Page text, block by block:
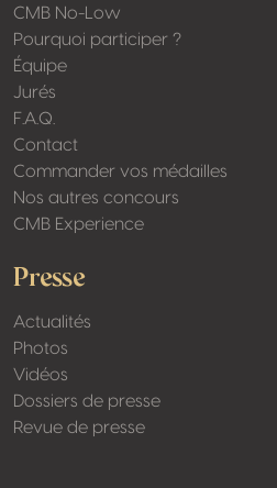
CMB No-Low
Pourquoi participer ?
Équipe
Jurés
F.A.Q.
Contact
Commander vos médailles
Nos autres concours
CMB Experience
Presse
Actualités
Photos
Vidéos
Dossiers de presse
Revue de presse